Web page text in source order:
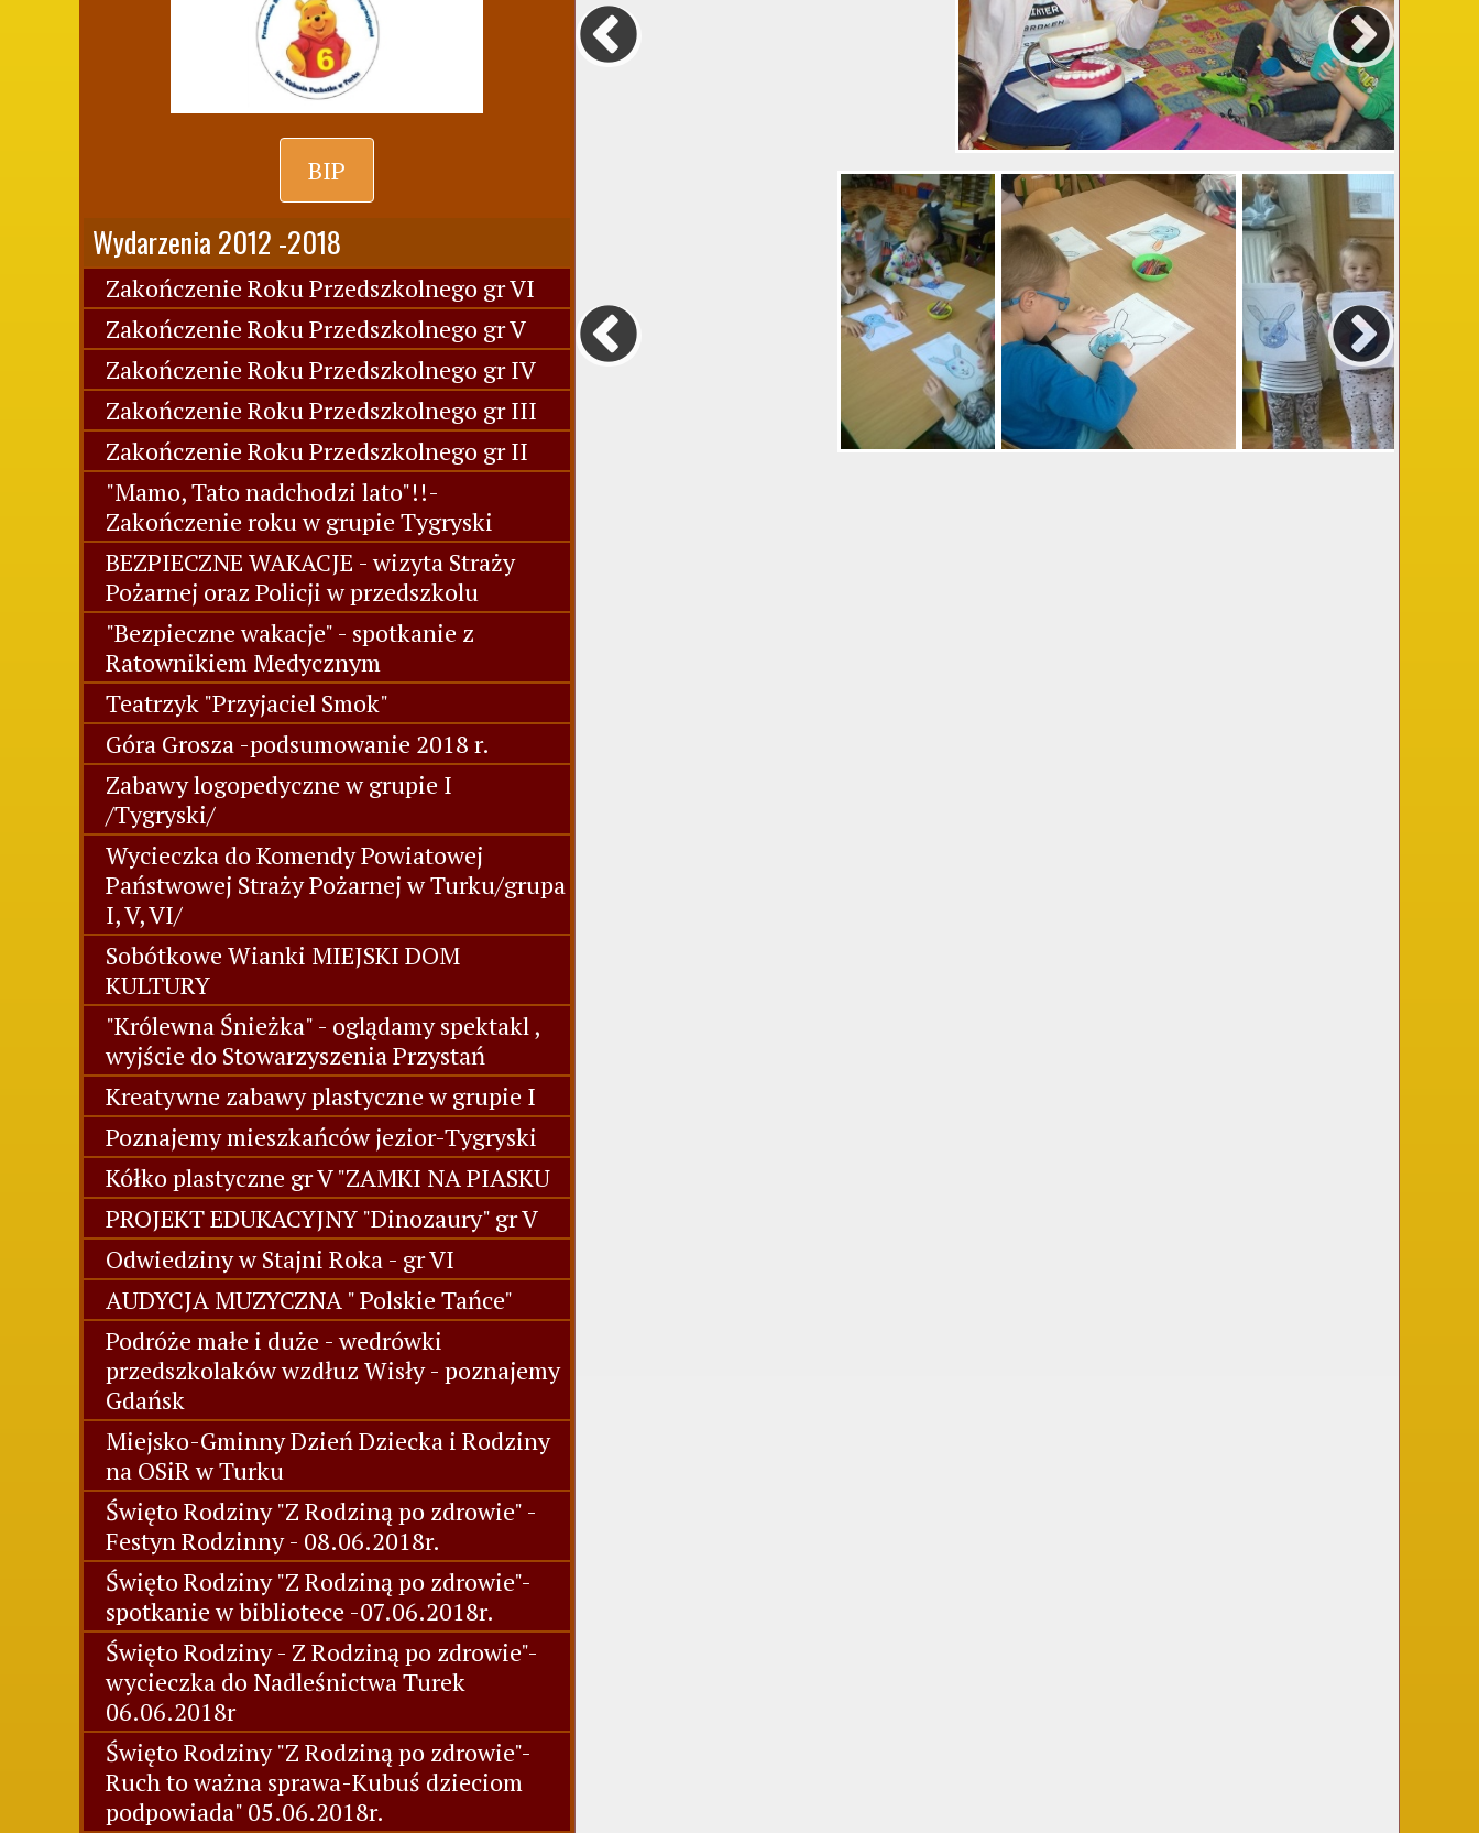
BIP
Wydarzenia 2012 -2018
Zakończenie Roku Przedszkolnego gr VI
Zakończenie Roku Przedszkolnego gr V
Zakończenie Roku Przedszkolnego gr IV
Zakończenie Roku Przedszkolnego gr III
Zakończenie Roku Przedszkolnego gr II
"Mamo, Tato nadchodzi lato"!!-
Zakończenie roku w grupie Tygryski
BEZPIECZNE WAKACJE - wizyta Straży
Pożarnej oraz Policji w przedszkolu
"Bezpieczne wakacje" - spotkanie z
Ratownikiem Medycznym
Teatrzyk "Przyjaciel Smok"
Góra Grosza -podsumowanie 2018 r.
Zabawy logopedyczne w grupie I
/Tygryski/
Wycieczka do Komendy Powiatowej
Państwowej Straży Pożarnej w Turku/grupa
I, V, VI/
Sobótkowe Wianki MIEJSKI DOM
KULTURY
"Królewna Śnieżka" - oglądamy spektakl ,
wyjście do Stowarzyszenia Przystań
Kreatywne zabawy plastyczne w grupie I
Poznajemy mieszkańców jezior-Tygryski
Kółko plastyczne gr V "ZAMKI NA PIASKU
PROJEKT EDUKACYJNY "Dinozaury" gr V
Odwiedziny w Stajni Roka - gr VI
AUDYCJA MUZYCZNA " Polskie Tańce"
Podróże małe i duże - wedrówki
przedszkolaków wzdłuz Wisły - poznajemy
Gdańsk
Miejsko-Gminny Dzień Dziecka i Rodziny
na OSiR w Turku
Święto Rodziny "Z Rodziną po zdrowie" -
Festyn Rodzinny - 08.06.2018r.
Święto Rodziny "Z Rodziną po zdrowie"-
spotkanie w bibliotece -07.06.2018r.
Święto Rodziny - Z Rodziną po zdrowie"-
wycieczka do Nadleśnictwa Turek
06.06.2018r
Święto Rodziny "Z Rodziną po zdrowie"-
Ruch to ważna sprawa-Kubuś dzieciom
podpowiada" 05.06.2018r.